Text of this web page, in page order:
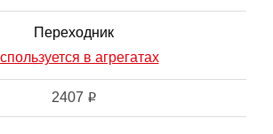
Переходник
в агрегатах
2407 i